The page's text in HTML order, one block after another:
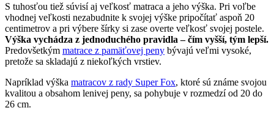
S tuhosťou tiež súvisí aj veľkosť matraca a jeho výška. Pri voľbe
vhodnej veľkosti nezabudnite k svojej výške pripočítať aspoň 20
centimetrov a pri výbere šírky si zase overte veľkosť svojej postele.
Výška vychádza z jednoduchého pravidla – čím vyšší, tým lepší.
Predovšetkým matrace z pamäťovej peny bývajú veľmi vysoké,
pretože sa skladajú z niekoľkých vrstiev.
Napríklad výška matracov z rady Super Fox, ktoré sú známe svojou
kvalitou a obsahom lenivej peny, sa pohybuje v rozmedzí od 20 do
26 cm.